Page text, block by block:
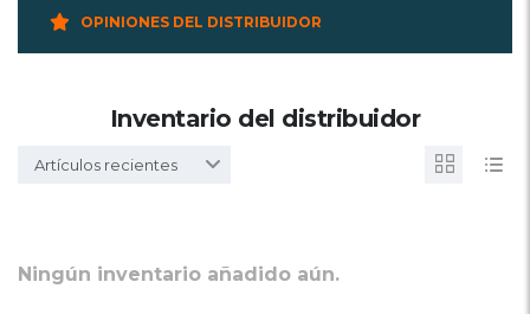
OPINIONES DEL DISTRIBUIDOR
Inventario del distribuidor
Artículos recientes
Ningún inventario añadido aún.